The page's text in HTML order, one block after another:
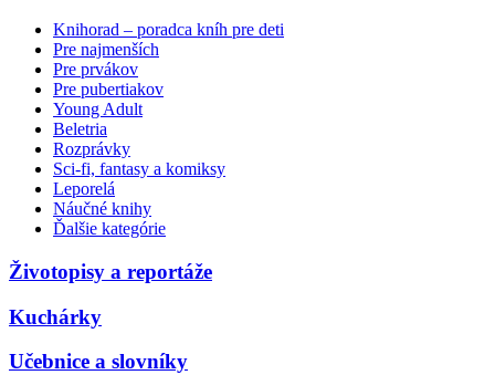
Knihorad – poradca kníh pre deti
Pre najmenších
Pre prvákov
Pre pubertiakov
Young Adult
Beletria
Rozprávky
Sci-fi, fantasy a komiksy
Leporelá
Náučné knihy
Ďalšie kategórie
Životopisy a reportáže
Kuchárky
Učebnice a slovníky